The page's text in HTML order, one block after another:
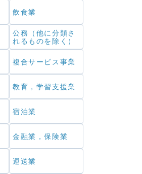
飲食業
公務（他に分類さ
れるものを除く）
複合サービス事業
教育，学習支援業
宿泊業
金融業，保険業
運送業